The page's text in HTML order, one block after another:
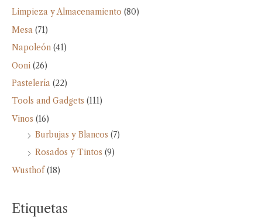
Limpieza y Almacenamiento (80)
Mesa (71)
Napoleón (41)
Ooni (26)
Pastelería (22)
Tools and Gadgets (111)
Vinos (16)
Burbujas y Blancos (7)
Rosados y Tintos (9)
Wusthof (18)
Etiquetas